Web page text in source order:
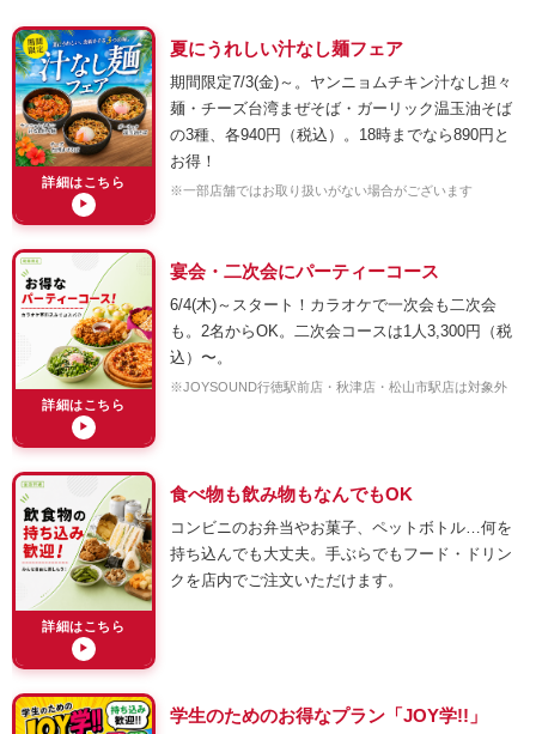
詳細はこちら
▶
夏にうれしい汁なし麺フェア
期間限定7/3(金)～。ヤンニョムチキン汁なし担々
麺・チーズ台湾まぜそば・ガーリック温玉油そば
の3種、各940円（税込）。18時までなら890円と
お得！
※一部店舗ではお取り扱いがない場合がございます
詳細はこちら
▶
宴会・二次会にパーティーコース
6/4(木)～スタート！カラオケで一次会も二次会
も。2名からOK。二次会コースは1人3,300円（税
込）〜。
※JOYSOUND行徳駅前店・秋津店・松山市駅店は対象外
詳細はこちら
▶
食べ物も飲み物もなんでもOK
コンビニのお弁当やお菓子、ペットボトル…何を
持ち込んでも大丈夫。手ぶらでもフード・ドリン
クを店内でご注文いただけます。
学生のためのお得なプラン「JOY学!!」